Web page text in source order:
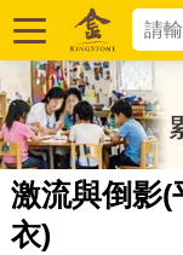
激流與倒影(
衣)